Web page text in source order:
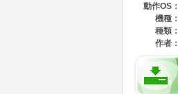
動作OS：
機種：
種類：
作者：